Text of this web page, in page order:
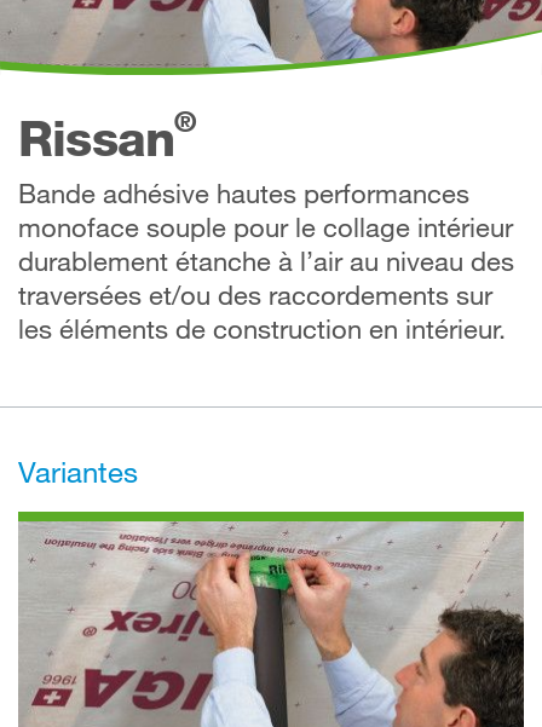
Rissan®
Bande adhésive hautes performances
monoface souple pour le collage intérieur
durablement étanche à l’air au niveau des
traversées et/ou des raccordements sur
les éléments de construction en intérieur.
Variantes